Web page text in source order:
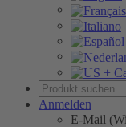
Anmelden
E-Mail